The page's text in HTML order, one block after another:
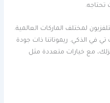
لمختلف الماركات العالمية.
في الذكي. ريموتاتنا ذات جودة
مع خيارات متعددة مثل